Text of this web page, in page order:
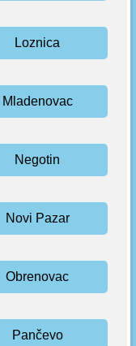
Loznica
Mladenovac
Negotin
Novi Pazar
Obrenovac
Pančevo